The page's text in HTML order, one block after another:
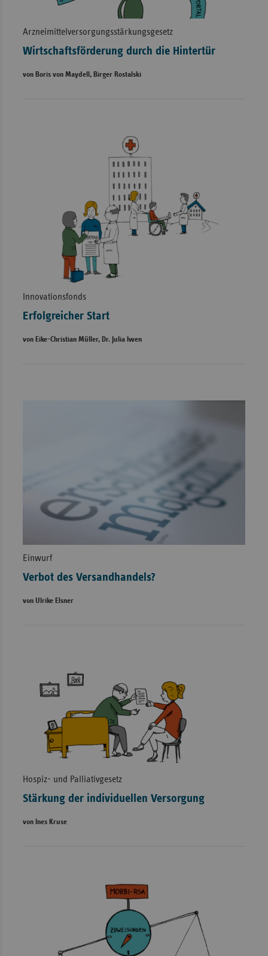
Arzneimittelversorgungsstärkungsgesetz
Wirtschaftsförderung durch die Hintertür
von Boris von Maydell, Birger Rostalski
Innovationsfonds
Erfolgreicher Start
von Eike-Christian Müller, Dr. Julia Iwen
Einwurf
Verbot des Versandhandels?
von Ulrike Elsner
Hospiz- und Palliativgesetz
Stärkung der individuellen Versorgung
von Ines Kruse